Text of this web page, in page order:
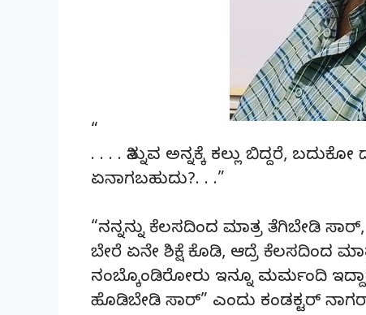
“
. . . . ತಿನ್ನುವ ಅನ್ನಕ್ಕೆ ಕಲ್ಲು ಬಿದ್ದರೆ,
ಏನಾಗಬಹುದು?. . .”
“ನನ್ನನ್ನು ಕೆಲಸದಿಂದ ಮಾತ್ರ ತೆಗಿಬೇಡಿ
ಬೇರೆ ಏನೇ ಶಿಕ್ಷೆ ಕೊಡಿ, ಆದ್ರೆ ಕೆಲಸದಿಂದ
ನಂಬ್ಕೊಂಡಿರೋರು ಇನ್ನೂ ಮರ್ಮಂದಿ
ಹೊಡಿಬೇಡಿ ಸಾರ್” ಎಂದು ಕಂಡಕ್ಟರ್